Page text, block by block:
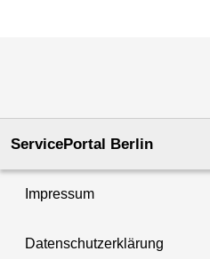
ServicePortal Berlin
Impressum
Datenschutzerklärung